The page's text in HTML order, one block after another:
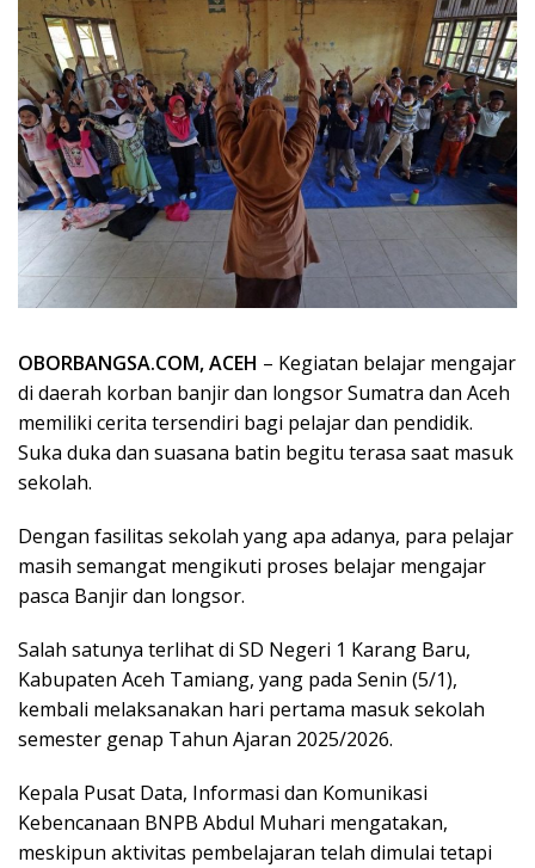
OBORBANGSA.COM, ACEH – Kegiatan belajar mengajar
di daerah korban banjir dan longsor Sumatra dan Aceh
memiliki cerita tersendiri bagi pelajar dan pendidik.
Suka duka dan suasana batin begitu terasa saat masuk
sekolah.
Dengan fasilitas sekolah yang apa adanya, para pelajar
masih semangat mengikuti proses belajar mengajar
pasca Banjir dan longsor.
Salah satunya terlihat di SD Negeri 1 Karang Baru,
Kabupaten Aceh Tamiang, yang pada Senin (5/1),
kembali melaksanakan hari pertama masuk sekolah
semester genap Tahun Ajaran 2025/2026.
Kepala Pusat Data, Informasi dan Komunikasi
Kebencanaan BNPB Abdul Muhari mengatakan,
meskipun aktivitas pembelajaran telah dimulai tetapi